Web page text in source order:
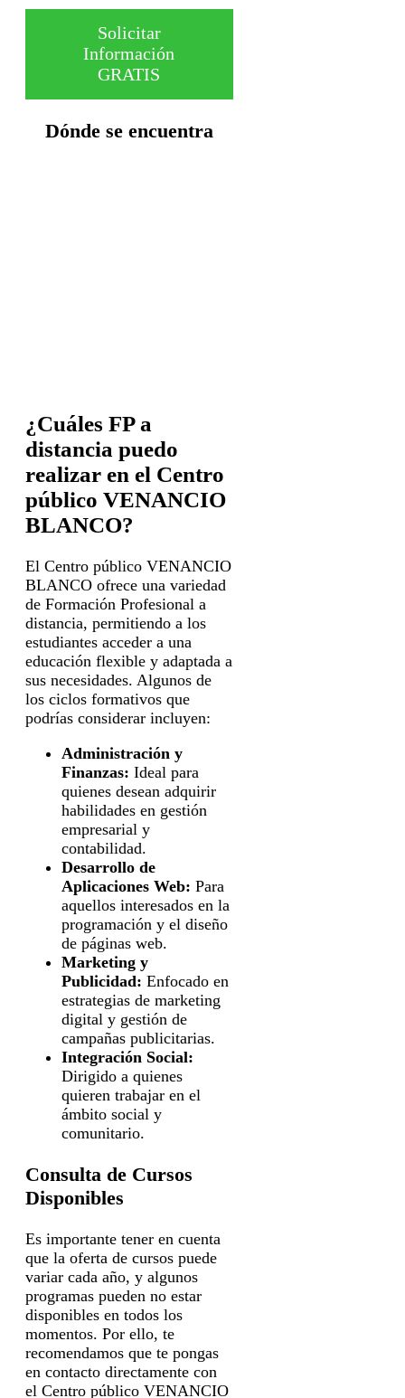
Solicitar
Información
GRATIS
Dónde se encuentra
¿Cuáles FP a
distancia puedo
realizar en el Centro
público VENANCIO
BLANCO?
El Centro público VENANCIO
BLANCO ofrece una variedad
de Formación Profesional a
distancia, permitiendo a los
estudiantes acceder a una
educación flexible y adaptada a
sus necesidades. Algunos de
los ciclos formativos que
podrías considerar incluyen:
Administración y
Finanzas: Ideal para
quienes desean adquirir
habilidades en gestión
empresarial y
contabilidad.
Desarrollo de
Aplicaciones Web: Para
aquellos interesados en la
programación y el diseño
de páginas web.
Marketing y
Publicidad: Enfocado en
estrategias de marketing
digital y gestión de
campañas publicitarias.
Integración Social:
Dirigido a quienes
quieren trabajar en el
ámbito social y
comunitario.
Consulta de Cursos
Disponibles
Es importante tener en cuenta
que la oferta de cursos puede
variar cada año, y algunos
programas pueden no estar
disponibles en todos los
momentos. Por ello, te
recomendamos que te pongas
en contacto directamente con
el Centro público VENANCIO